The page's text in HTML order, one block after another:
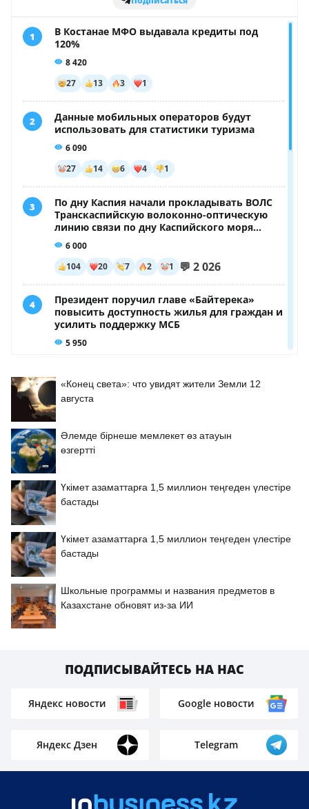
«Конец света»: что увидят жители Земли 12
августа
Әлемде бірнеше мемлекет өз атауын
өзгертті
Үкімет азаматтарға 1,5 миллион теңгеден үлестіре
бастады
Үкімет азаматтарға 1,5 миллион теңгеден үлестіре
бастады
Школьные программы и названия предметов в
Казахстане обновят из-за ИИ
ПОДПИСЫВАЙТЕСЬ НА НАС
Яндекс новости Google новости
Яндекс Дзен Telegram